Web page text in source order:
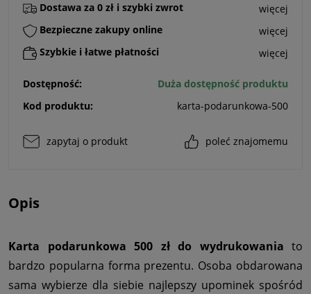
Dostawa za 0 zł i szybki zwrot
więcej
Bezpieczne zakupy online
więcej
Szybkie i łatwe płatności
więcej
Dostępność:
Duża dostępność produktu
Kod produktu:
karta-podarunkowa-500
zapytaj o produkt poleć znajomemu
Opis
Karta podarunkowa 500 zł do wydrukowania to
bardzo popularna forma prezentu. Osoba obdarowana
sama wybierze dla siebie najlepszy upominek spośród